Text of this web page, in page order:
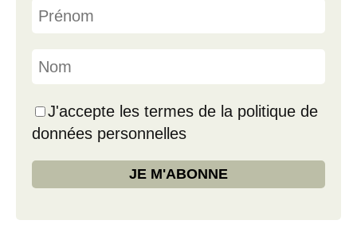
J'accepte les termes de la politique de
données personnelles